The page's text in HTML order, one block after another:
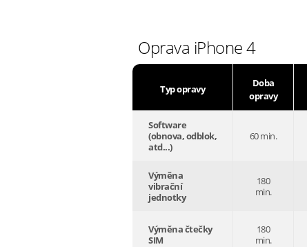
Oprava iPhone 4
Typ opravy
Doba
opravy
Software
(obnova, odblok,
atd...)
60 min.
Výměna
vibrační
jednotky
180
min.
Výměna čtečky
SIM
180
min.